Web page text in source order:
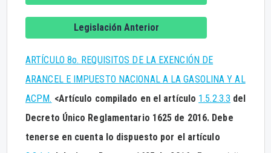
Legislación Anterior
ARTÍCULO 8o. REQUISITOS DE LA EXENCIÓN DE
ARANCEL E IMPUESTO NACIONAL A LA GASOLINA Y AL
ACPM. <Artículo compilado en el artículo 1.5.2.3.3 del
Decreto Único Reglamentario 1625 de 2016. Debe
tenerse en cuenta lo dispuesto por el artículo